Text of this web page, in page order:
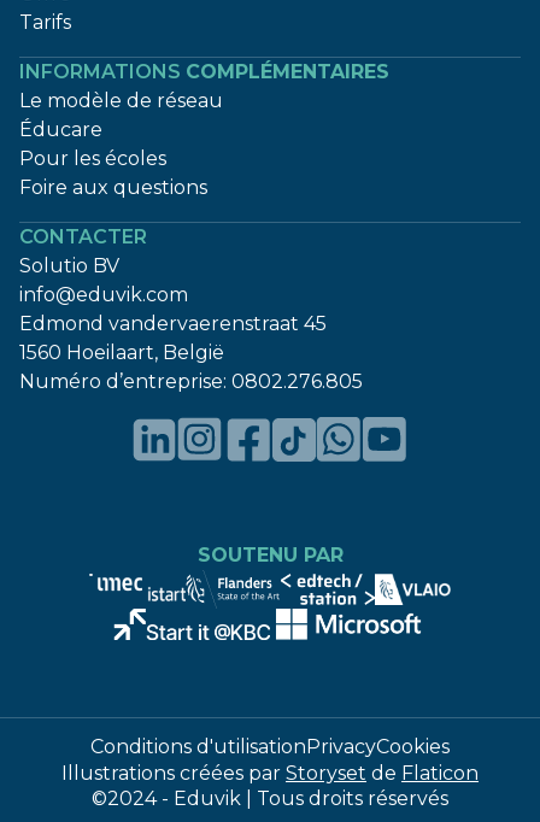
Tarifs
INFORMATIONS COMPLÉMENTAIRES
Le modèle de réseau
Éducare
Pour les écoles
Foire aux questions
CONTACTER
Solutio BV
info@eduvik.com
Edmond vandervaerenstraat 45
1560 Hoeilaart, België
Numéro d’entreprise: 0802.276.805
SOUTENU PAR
Conditions d'utilisationPrivacyCookies
Illustrations créées par Storyset de Flaticon
©2024 - Eduvik | Tous droits réservés